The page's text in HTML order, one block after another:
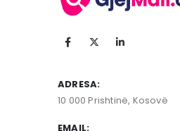
ADRESA:
10 000 Prishtinë, Kosovë
EMAIL: